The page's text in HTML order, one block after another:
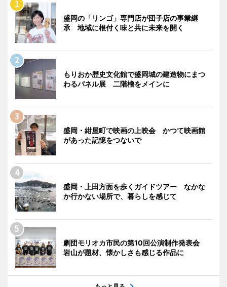
盛岡の「リンゴ」専門店が団子店の事業継
承 地域に根付く味と共に未来を開く
もりおか歴史文化館で盛岡城の建造物にまつ
わるパネル展 二階櫓をメインに
盛岡・紺屋町で映画の上映会 かつて映画館
があった記憶をつないで
盛岡・上田方面を歩くガイドツアー なかな
か行かない場所で、暮らしを感じて
劇団モリオカ市民の第10回公演制作発表会
岩山が題材、懐かしさも感じる作品に